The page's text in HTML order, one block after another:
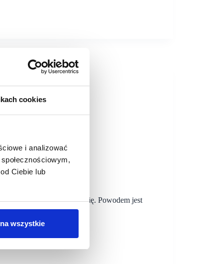
cookies
i analizować
Ciebie lub
wszystkie
Koszalinie nie odbędzie się. Powodem jest